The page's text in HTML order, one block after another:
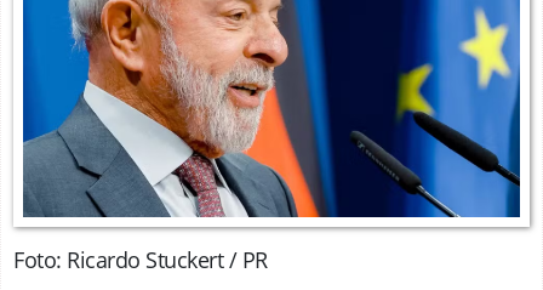
Foto: Ricardo Stuckert / PR